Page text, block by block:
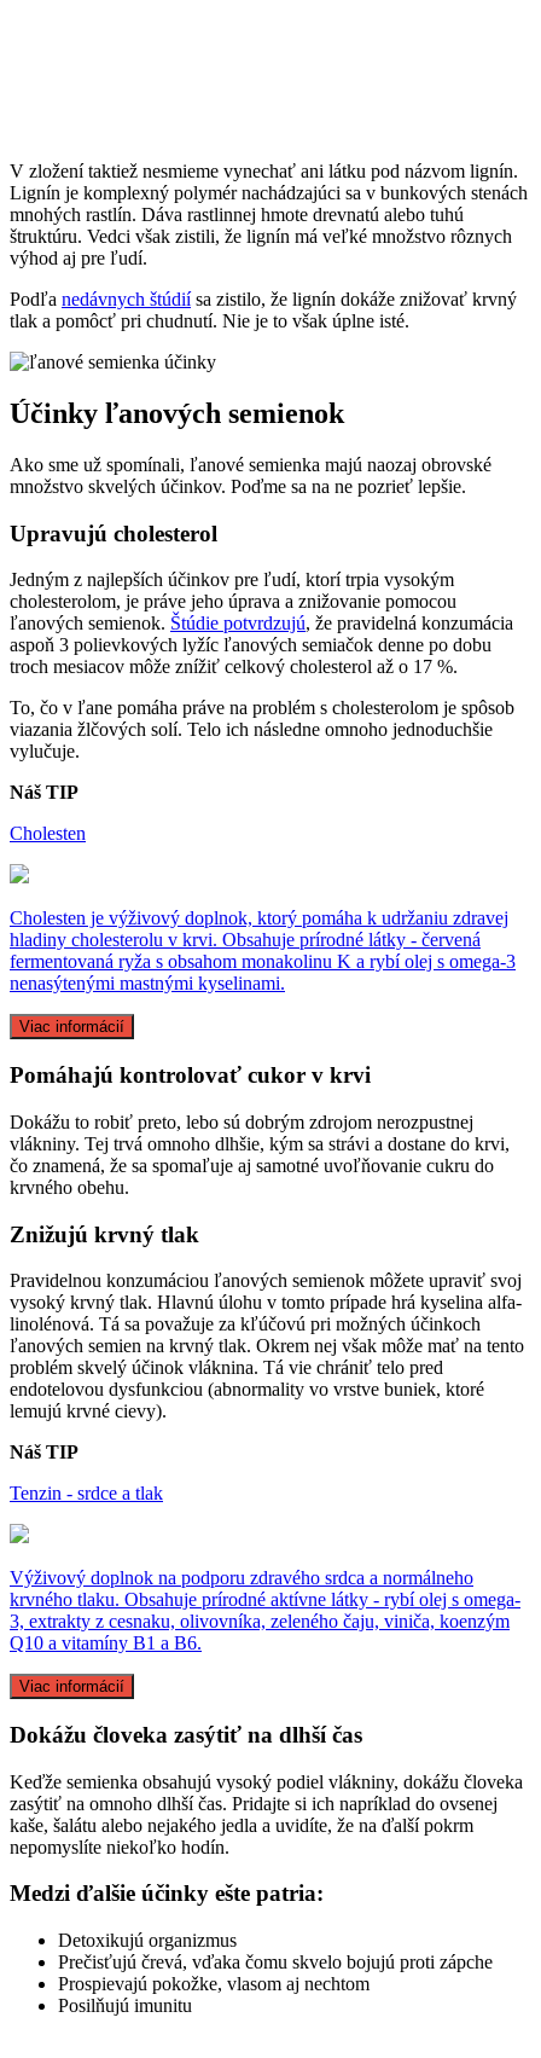
V zložení taktiež nesmieme vynechať ani látku pod názvom lignín.
Lignín je komplexný polymér nachádzajúci sa v bunkových stenách
mnohých rastlín. Dáva rastlinnej hmote drevnatú alebo tuhú
štruktúru. Vedci však zistili, že lignín má veľké množstvo rôznych
výhod aj pre ľudí.
Podľa nedávnych štúdiísa zistilo, že lignín dokáže znižovať krvný
tlak a pomôcť pri chudnutí. Nie je to však úplne isté.
Účinky ľanových semienok
Ako sme už spomínali, ľanové semienka majú naozaj obrovské
množstvo skvelých účinkov. Poďme sa na ne pozrieť lepšie.
Upravujú cholesterol
Jedným z najlepších účinkov pre ľudí, ktorí trpia vysokým
cholesterolom, je práve jeho úprava a znižovanie pomocou
ľanových semienok. Štúdie potvrdzujú, že pravidelná konzumácia
aspoň 3 polievkových lyžíc ľanových semiačok denne po dobu
troch mesiacov môže znížiť celkový cholesterol až o 17 %.
To, čo v ľane pomáha práve na problém s cholesterolom je spôsob
viazania žlčových solí. Telo ich následne omnoho jednoduchšie
vylučuje.
Náš TIP
Cholesten
Cholesten je výživový doplnok, ktorý pomáha k udržaniu zdravej
hladiny cholesterolu v krvi. Obsahuje prírodné látky - červená
fermentovaná ryža s obsahom monakolinu K a rybí olej s omega-3
nenasýtenými mastnými kyselinami.
Viac informácií
Pomáhajú kontrolovať cukor v krvi
Dokážu to robiť preto, lebo sú dobrým zdrojom nerozpustnej
vlákniny. Tej trvá omnoho dlhšie, kým sa strávi a dostane do krvi,
čo znamená, že sa spomaľuje aj samotné uvoľňovanie cukru do
krvného obehu.
Znižujú krvný tlak
Pravidelnou konzumáciou ľanových semienok môžete upraviť svoj
vysoký krvný tlak. Hlavnú úlohu v tomto prípade hrá kyselina alfa-
linolénová. Tá sa považuje za kľúčovú pri možných účinkoch
ľanových semien na krvný tlak. Okrem nej však môže mať na tento
problém skvelý účinok vláknina. Tá vie chrániť telo pred
endotelovou dysfunkciou (abnormality vo vrstve buniek, ktoré
lemujú krvné cievy).
Náš TIP
Tenzin - srdce a tlak
Výživový doplnok na podporu zdravého srdca a normálneho
krvného tlaku. Obsahuje prírodné aktívne látky - rybí olej s omega-
3, extrakty z cesnaku, olivovníka, zeleného čaju, viniča, koenzým
Q10 a vitamíny B1 a B6.
Viac informácií
Dokážu človeka zasýtiť na dlhší čas
Keďže semienka obsahujú vysoký podiel vlákniny, dokážu človeka
zasýtiť na omnoho dlhší čas. Pridajte si ich napríklad do ovsenej
kaše, šalátu alebo nejakého jedla a uvidíte, že na ďalší pokrm
nepomyslíte niekoľko hodín.
Medzi ďalšie účinky ešte patria:
Detoxikujú organizmus
Prečisťujú črevá, vďaka čomu skvelo bojujú proti zápche
Prospievajú pokožke, vlasom aj nechtom
Posilňujú imunitu